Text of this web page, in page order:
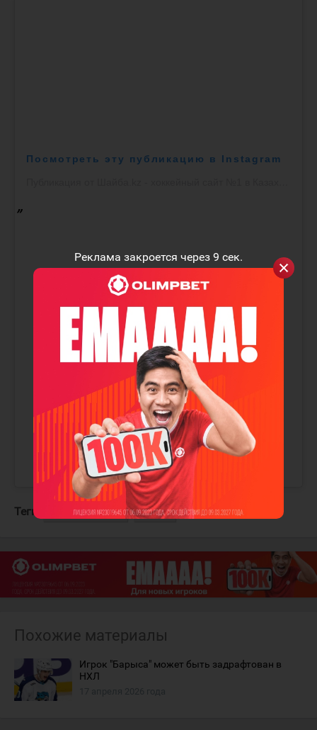
Реклама закроется через 9 сек.
Посмотреть эту публикацию в Instagram
Теги: Симонов Семён Барыс
Похожие материалы
Игрок "Барыса" может быть задрафтован в
НХЛ